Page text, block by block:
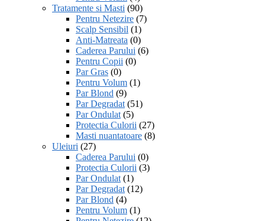
Tratamente si Masti (90)
Pentru Netezire (7)
Scalp Sensibil (1)
Anti-Matreata (0)
Caderea Parului (6)
Pentru Copii (0)
Par Gras (0)
Pentru Volum (1)
Par Blond (9)
Par Degradat (51)
Par Ondulat (5)
Protectia Culorii (27)
Masti nuantatoare (8)
Uleiuri (27)
Caderea Parului (0)
Protectia Culorii (3)
Par Ondulat (1)
Par Degradat (12)
Par Blond (4)
Pentru Volum (1)